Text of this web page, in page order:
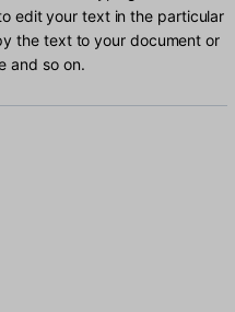
edit your text in the particular
the text to your document or
and so on.